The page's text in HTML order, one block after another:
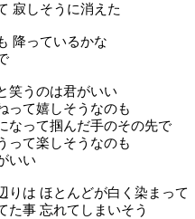
寂しそうに消えた
降っているかな
笑うのは君がいい
って嬉しそうなのも
なって掴んだ手のその先で
って楽しそうなのも
いい
りは ほとんどが白く染まって
た事 忘れてしまいそう